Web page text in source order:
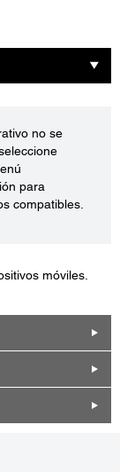
no se
para
compatibles.
móviles.